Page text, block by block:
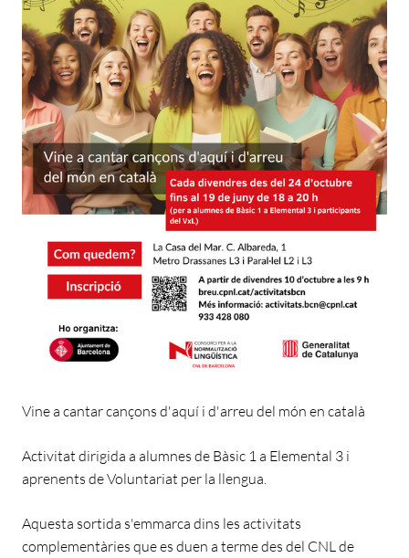
Vine a cantar cançons d'aquí i d'arreu del món en català
Activitat dirigida a alumnes de Bàsic 1 a Elemental 3 i
aprenents de Voluntariat per la llengua.
Aquesta sortida s'emmarca dins les activitats
complementàries que es duen a terme des del CNL de